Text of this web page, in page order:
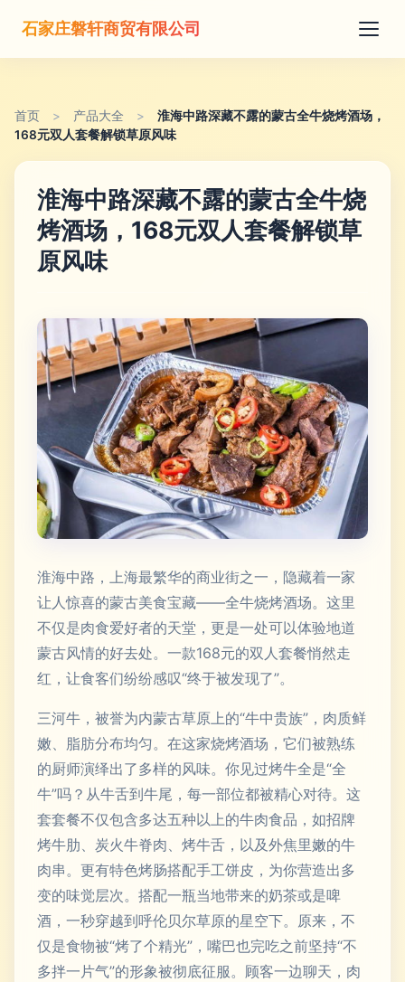
石家庄磐轩商贸有限公司
首页 > 产品大全 >
淮海中路深藏不露的蒙古全牛烧烤酒场，
168元双人套餐解锁草原风味
淮海中路深藏不露的蒙古全牛烧
烤酒场，168元双人套餐解锁草
原风味
淮海中路，上海最繁华的商业街之一，隐藏着一家
让人惊喜的蒙古美食宝藏——全牛烧烤酒场。这里
不仅是肉食爱好者的天堂，更是一处可以体验地道
蒙古风情的好去处。一款168元的双人套餐悄然走
红，让食客们纷纷感叹“终于被发现了”。
三河牛，被誉为内蒙古草原上的“牛中贵族”，肉质鲜
嫩、脂肪分布均匀。在这家烧烤酒场，它们被熟练
的厨师演绎出了多样的风味。你见过烤牛全是“全
牛”吗？从牛舌到牛尾，每一部位都被精心对待。这
套套餐不仅包含多达五种以上的牛肉食品，如招牌
烤牛肋、炭火牛脊肉、烤牛舌，以及外焦里嫩的牛
肉串。更有特色烤肠搭配手工饼皮，为你营造出多
变的味觉层次。搭配一瓶当地带来的奶茶或是啤
酒，一秒穿越到呼伦贝尔草原的星空下。原来，不
仅是食物被“烤了个精光”，嘴巴也完吃之前坚持“不
多拌一片气”的形象被彻底征服。顾客一边聊天，肉